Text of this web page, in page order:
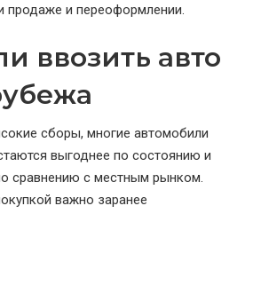
продаже и переоформлении.
ввозить авто
сборы, многие автомобили
выгоднее по состоянию и
сравнению с местным рынком.
важно заранее